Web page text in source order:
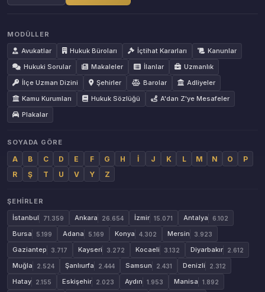
MODÜLLER
Avukatlar
Hukuk Büroları İçtihat Kararları
Kanunlar
Hukuki Sorular
Makaleler İlanlar
Uzmanlık
İlçe Uzman Dizini
Şehirler Barolar
Adliyeler
Kamu Kurumları
Hukuk Sözlüğü
A'dan Z'ye Mesafeler
Plakalar
SOYADA GÖRE
A B C D E F G H İ J K L M N O
P
R
Ş T U V Y Z
ŞEHIRLER
İstanbul
71.359 Ankara 26.654 İzmir 15.071 Antalya 6.102
Bursa 5.199 Adana 5.169 Konya 4.302 Mersin 3.923
Gaziantep 3.717 Kayseri 3.272 Kocaeli 3.132 Diyarbakır 2.612
Muğla 2.524 Şanlıurfa 2.444 Samsun 2.431 Denizli 2.312
Hatay 2.155 Eskişehir 2.023 Aydın 1.953 Manisa 1.892